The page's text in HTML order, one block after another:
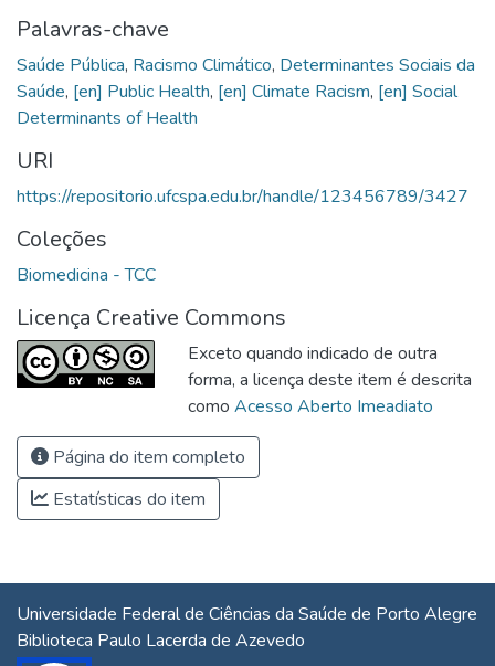
Palavras-chave
Saúde Pública, Racismo Climático, Determinantes Sociais da
Saúde, [en] Public Health, [en] Climate Racism, [en] Social
Determinants of Health
URI
https://repositorio.ufcspa.edu.br/handle/123456789/3427
Coleções
Biomedicina - TCC
Licença Creative Commons
Exceto quando indicado de outra
forma, a licença deste item é descrita
como Acesso Aberto Imeadiato
Página do item completo
Estatísticas do item
Universidade Federal de Ciências da Saúde de Porto Alegre
Biblioteca Paulo Lacerda de Azevedo